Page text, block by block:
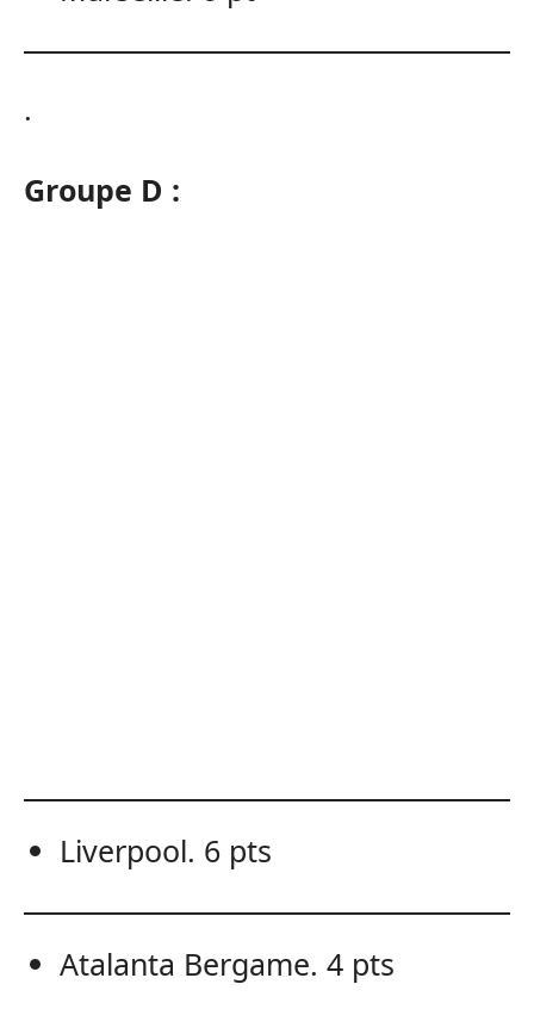
.
Groupe D :
Liverpool. 6 pts
Atalanta Bergame. 4 pts